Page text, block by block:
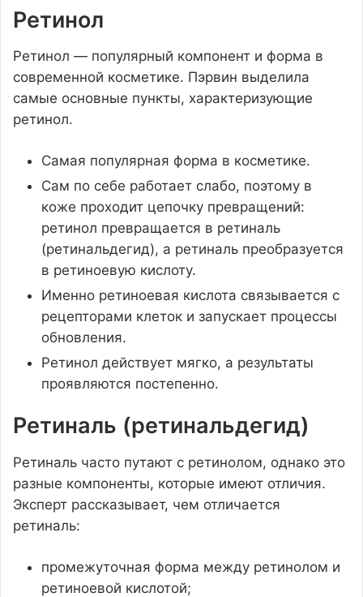
Ретинол
Ретинол — популярный компонент и форма в
современной косметике. Пэрвин выделила
самые основные пункты, характеризующие
ретинол.
Самая популярная форма в косметике.
Сам по себе работает слабо, поэтому в
коже проходит цепочку превращений:
ретинол превращается в ретиналь
(ретинальдегид), а ретиналь преобразуется
в ретиноевую кислоту.
Именно ретиноевая кислота связывается с
рецепторами клеток и запускает процессы
обновления.
Ретинол действует мягко, а результаты
проявляются постепенно.
Ретиналь (ретинальдегид)
Ретиналь часто путают с ретинолом, однако это
разные компоненты, которые имеют отличия.
Эксперт рассказывает, чем отличается
ретиналь:
промежуточная форма между ретинолом и
ретиноевой кислотой;